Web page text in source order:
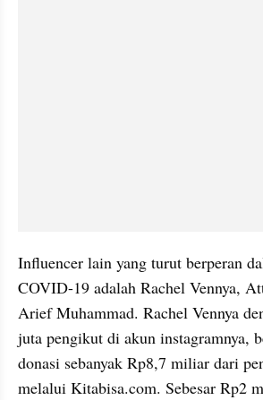
Influencer lain yang turut berperan
COVID-19 adalah Rachel Vennya,
Arief Muhammad. Rachel Vennya
juta pengikut di akun instagramnya,
donasi sebanyak Rp8,7 miliar dari
melalui Kitabisa.com. Sebesar Rp2